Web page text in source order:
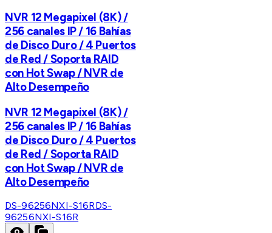
NVR 12 Megapixel (8K) /
256 canales IP / 16 Bahías
de Disco Duro / 4 Puertos
de Red / Soporta RAID
con Hot Swap / NVR de
Alto Desempeño
NVR 12 Megapixel (8K) /
256 canales IP / 16 Bahías
de Disco Duro / 4 Puertos
de Red / Soporta RAID
con Hot Swap / NVR de
Alto Desempeño
DS-96256NXI-S16RDS-
96256NXI-S16R